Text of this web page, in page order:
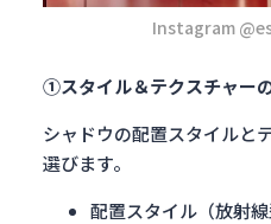
Instagram
①スタイル＆テクスチャー
シャドウの配置スタイルと
選びます。
配置スタイル（放射線